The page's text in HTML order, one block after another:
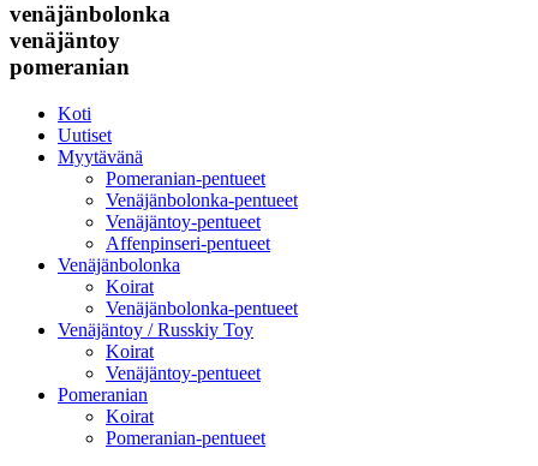
venäjänbolonka
venäjäntoy
pomeranian
Koti
Uutiset
Myytävänä
Pomeranian-pentueet
Venäjänbolonka-pentueet
Venäjäntoy-pentueet
Affenpinseri-pentueet
Venäjänbolonka
Koirat
Venäjänbolonka-pentueet
Venäjäntoy / Russkiy Toy
Koirat
Venäjäntoy-pentueet
Pomeranian
Koirat
Pomeranian-pentueet